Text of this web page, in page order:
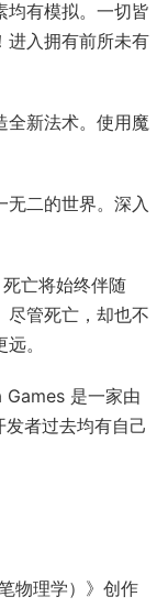
均有模拟。一切皆
进入拥有前所未有
全新法术。使用魔
无二的世界。深入
亡将始终伴随
尽管死亡，却也不
。
Games 是一家由
者过去均有自己
物理学）》创作